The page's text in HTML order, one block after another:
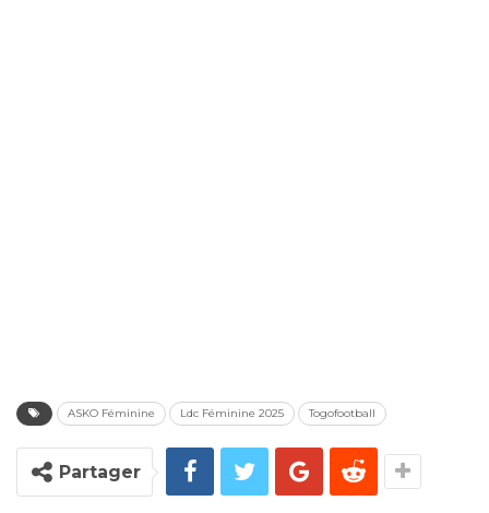
ASKO Féminine Ldc Féminine 2025 Togofootball
Partager